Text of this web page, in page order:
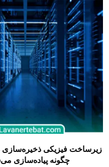
زیرساخت فیزیکی ذخیره‌سازی
چگونه پیاده‌سازی